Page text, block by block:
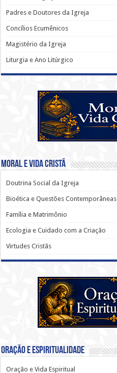
Padres e Doutores da Igreja
Concílios Ecumênicos
Magistério da Igreja
Liturgia e Ano Litúrgico
Moral e Vida Cristã
Doutrina Social da Igreja
Bioética e Questões Contemporâneas
Família e Matrimônio
Ecologia e Cuidado com a Criação
Virtudes Cristãs
Oração e Espiritualidade
Oração e Vida Espiritual